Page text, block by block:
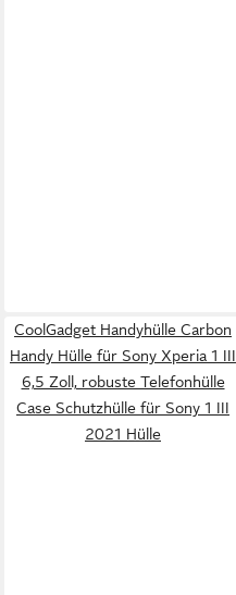
CoolGadget Handyhülle Carbon
Handy Hülle für Sony Xperia 1 III
6,5 Zoll, robuste Telefonhülle
Case Schutzhülle für Sony 1 III
2021 Hülle